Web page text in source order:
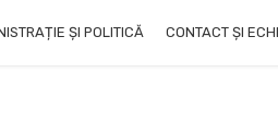
ȘI POLITICĂ CONTACT ȘI